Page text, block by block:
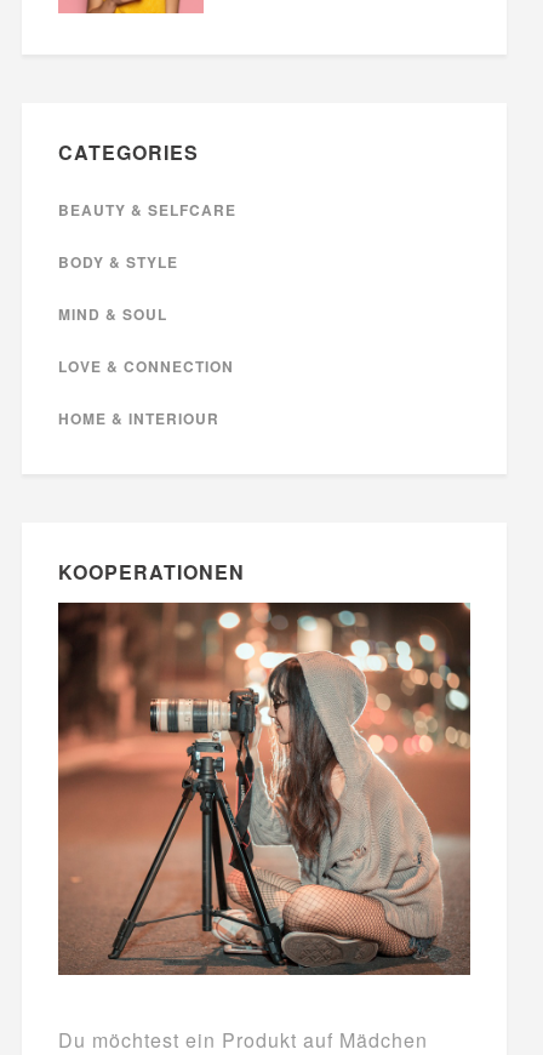
CATEGORIES
BEAUTY & SELFCARE
BODY & STYLE
MIND & SOUL
LOVE & CONNECTION
HOME & INTERIOUR
KOOPERATIONEN
Du möchtest ein Produkt auf Mädchen